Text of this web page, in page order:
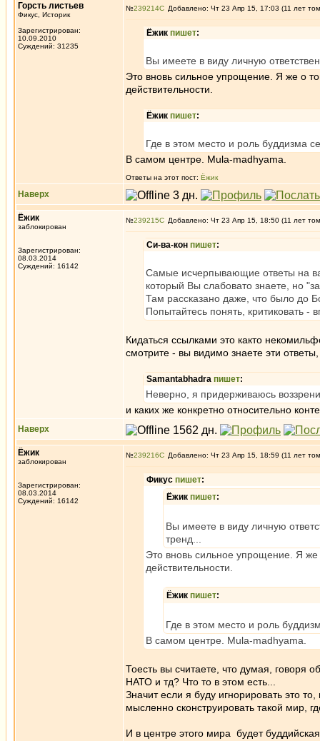
Горсть листьев
Фикус, Историк
Зарегистрирован:
10.09.2010
Суждений: 31235
№239214 Добавлено: Чт 23 Апр 15, 17:03 (11 лет
Ёжик пишет:
Вы имеете в виду личную
Это вновь сильное упрощение. Я же о
действительности.
Ёжик пишет:
Где в этом место и роль буддизма
В самом центре. Mula-madhyama.
Ответы на этот пост: Ёжик
Наверх
Ёжик
заблокирован
Зарегистрирован:
08.03.2014
Суждений: 16142
№239215 Добавлено: Чт 23 Апр 15, 18:50 (11 лет
Си-ва-кон пишет:
Самые исчерпывающие ответы на
который Вы слабовато знаете, но
Там рассказано даже, что было до
Попытайтесь понять, критиковать -
Кидаться ссылками это както
смотрите - вы видимо знаете эти
Samantabhadra пишет:
Неверно, я придерживаюсь
и каких же конкретно относительно
Наверх
Ёжик
заблокирован
Зарегистрирован:
08.03.2014
Суждений: 16142
№239216 Добавлено: Чт 23 Апр 15, 18:59 (11 лет
Фикус пишет:
Ёжик пишет:
Вы имеете в виду личную
тренд...
Это вновь сильное упрощение. Я
действительности.
Ёжик пишет:
Где в этом место и роль
В самом центре. Mula-madhyama.
Тоесть вы считаете, что думая,
НАТО и тд? Что то в этом есть...
Значит если я буду игнорировать это
мысленно сконструировать такой мир,
И в центре этого мира будет